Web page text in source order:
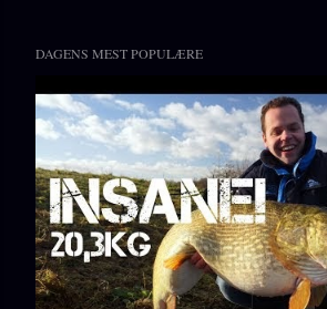
DAGENS MEST POPULÆRE